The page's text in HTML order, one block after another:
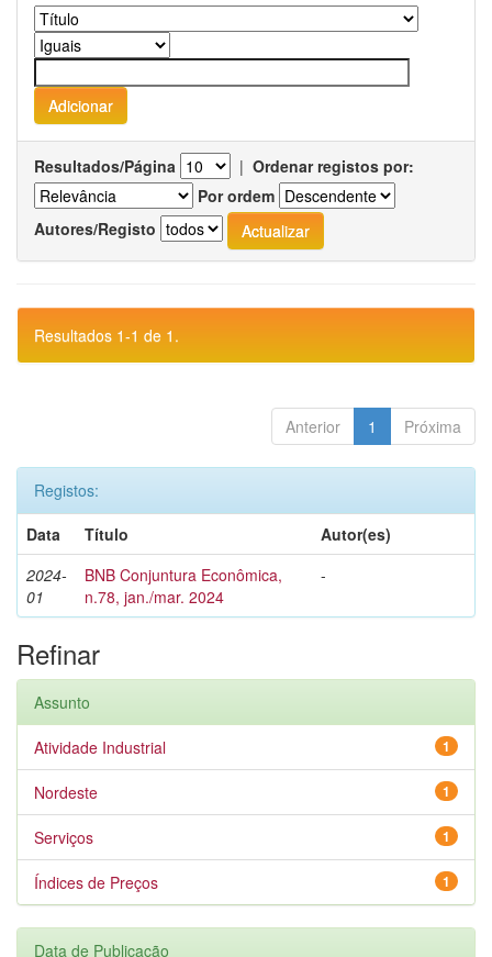
Resultados/Página | Ordenar registos por:
Por ordem
Autores/Registo
Resultados 1-1 de 1.
Anterior 1 Próxima
Registos:
Data
Título
Autor(es)
2024-
01
BNB Conjuntura Econômica,
n.78, jan./mar. 2024
-
Refinar
Assunto
1
Atividade Industrial
1
Nordeste
1
Serviços
1
Índices de Preços
Data de Publicação